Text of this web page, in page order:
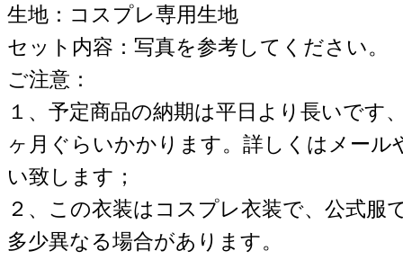
生地：コスプレ専用生地
セット内容：写真を参考してください。
ご注意：
１、予定商品の納期は平日より長いです
ヶ月ぐらいかかります。詳しくはメール
い致します；
２、この衣装はコスプレ衣装で、公式服
多少異なる場合があります。